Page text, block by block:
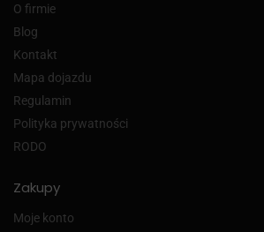
O firmie
Blog
Kontakt
Mapa dojazdu
Regulamin
Polityka prywatności
RODO
Zakupy
Moje konto